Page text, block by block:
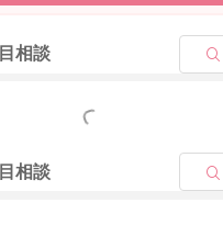
。
相談
もっと見る
相談